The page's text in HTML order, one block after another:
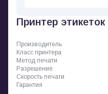
Принтер
Производитель
Класс принтера
Метод печати
Разрешение
Скорость печати
Гарантия